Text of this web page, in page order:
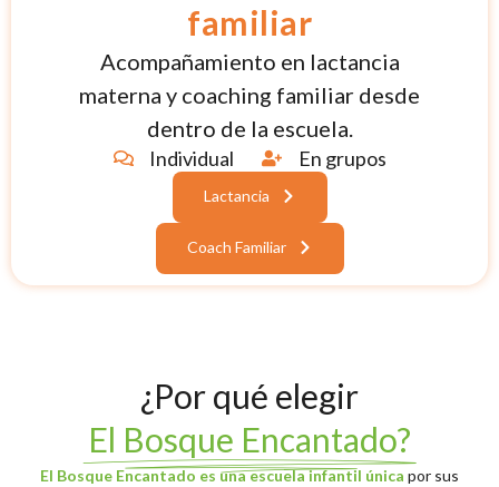
familiar
Acompañamiento en lactancia
materna y coaching familiar desde
dentro de la escuela.
Individual En grupos
Lactancia
Coach Familiar
¿Por qué elegir
El Bosque Encantado?
El Bosque Encantado es una escuela infantil única por sus